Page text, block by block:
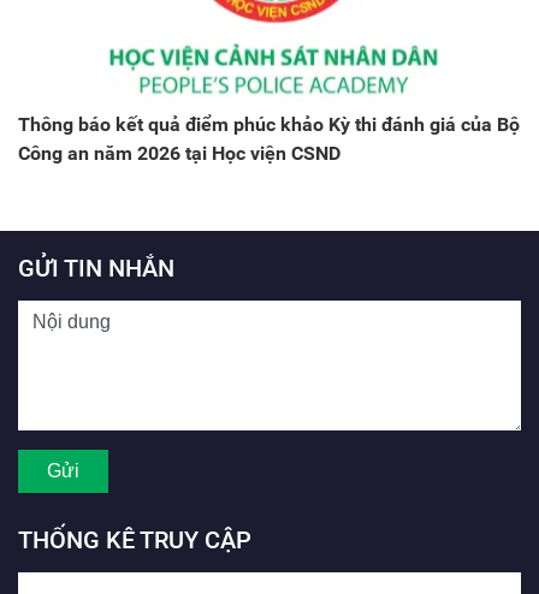
Thông báo kết quả điểm phúc khảo Kỳ thi đánh giá của Bộ
Công an năm 2026 tại Học viện CSND
GỬI TIN NHẮN
THỐNG KÊ TRUY CẬP